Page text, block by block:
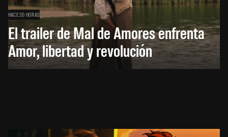
HACE 20 HORAS
El trailer de Mal de Amores enfrenta
Amor, libertad y revolución